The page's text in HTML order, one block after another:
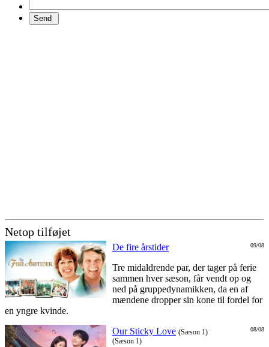
Netop tilføjet
09/08
De fire årstider
Tre midaldrende par, der tager på ferie
sammen hver sæson, får vendt op og
ned på gruppedynamikken, da en af
mændene dropper sin kone til fordel for
en yngre kvinde.
08/08
Our Sticky Love (Sæson 1)
(Sæson 1)